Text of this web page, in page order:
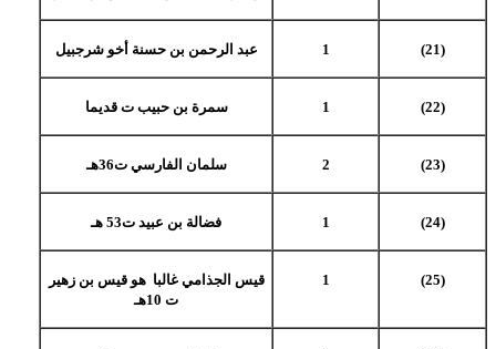
(21)
1 عبد الرحمن بن حسنة أخو شرجبيل
(22)
1 سمرة بن حبيب ت قديما
(23)
2 سلمان الفارسي ت36هـ
(24)
1 فضالة بن عبيد ت53 هـ
(25)
1
قيس الجذامي غالبا هو قيس بن زهير
ت 10هـ